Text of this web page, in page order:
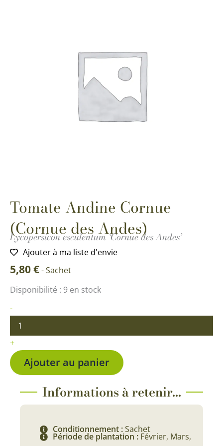
Tomate Andine Cornue
(Cornue des Andes)
Lycopersicon esculentum ‘Cornue des Andes’
Ajouter à ma liste d'envie
5,80€-Sachet
Disponibilité : 9 en stock
-
quantité
Tomate
Andine
Cornue
(Cornue
des
Andes)
+
Ajouter au panier
Informations à retenir...
Conditionnement :Sachet
Période de plantation : Février, Mars,